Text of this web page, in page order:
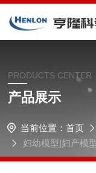
PRODUCTS CENTER
产品展示
当前位置： 首页
妇幼模型|妇产模